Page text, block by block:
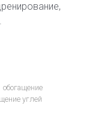
обогащение
углей